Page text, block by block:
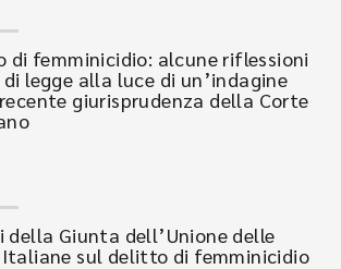
di femminicidio: alcune riflessioni
legge alla luce di un’indagine
giurisprudenza della Corte
della Giunta dell’Unione delle
Italiane sul delitto di femminicidio